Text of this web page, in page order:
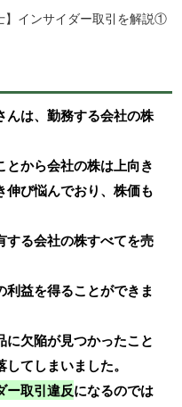
】インサイダー取引を解説①
んは、勤務する会社の株
から会社の株は上向き
び悩んでおり、株価も
する会社の株すべてを売
利益を得ることができま
に欠陥が見つかったこと
てしまいました。
ー取引違反になるのでは